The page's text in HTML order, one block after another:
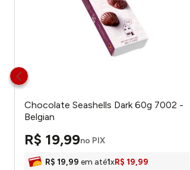
Chocolate Seashells Dark 60g 7002 -
Belgian
R$ 19,99no PIX
R$ 19,99 em até1xR$ 19,99